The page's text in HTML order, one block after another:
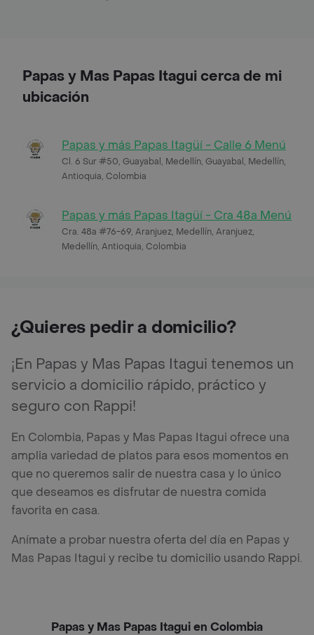
Papas y Mas Papas Itagui cerca de mi
ubicación
Papas y más Papas Itagüí - Calle 6 Menú
Cl. 6 Sur #50, Guayabal, Medellín, Guayabal, Medellín,
Antioquia, Colombia
Papas y más Papas Itagüí - Cra 48a Menú
Cra. 48a #76-69, Aranjuez, Medellín, Aranjuez,
Medellín, Antioquia, Colombia
¿Quieres pedir a domicilio?
¡En Papas y Mas Papas Itagui tenemos un
servicio a domicilio rápido, práctico y
seguro con Rappi!
En Colombia, Papas y Mas Papas Itagui ofrece una
amplia variedad de platos para esos momentos en
que no queremos salir de nuestra casa y lo único
que deseamos es disfrutar de nuestra comida
favorita en casa.
Anímate a probar nuestra oferta del día en Papas y
Mas Papas Itagui y recibe tu domicilio usando Rappi.
Papas y Mas Papas Itagui en Colombia